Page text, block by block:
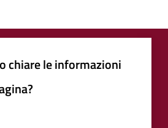
chiare le informazioni